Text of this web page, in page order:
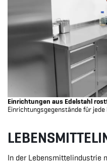
Einrichtungen aus Edelstahl
Einrichtungsgegenstände für jede
In der Lebensmittelindustrie